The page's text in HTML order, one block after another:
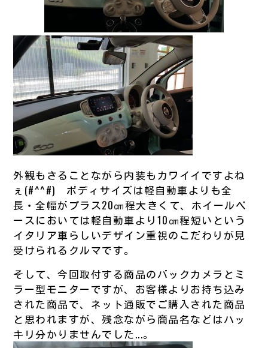
外観もさることながら内装もカワイイですよね
ぇ(#^^#) ボディサイズは軽自動車よりも全
長・全幅がプラス20㎝程大きくて、ホイールベ
ースにおいては軽自動車より10㎝程短いという
イタリア車らしいデザイン重視のこだわりが見
受けられるクルマです。
そして、今回取付する商品のバックカメラとミ
ラー型モニターですが、お客様よりお持ち込み
された商品で、ネット通販でご購入された商品
と思われますが、残念ながら商品名などはハッ
キリ分かりませんでした...。